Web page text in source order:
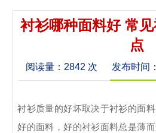
衬衫哪种面料好 常
点
阅读量： 2842 次 发布时间
衬衫质量的好坏取决于衬衫的面
好的面料，好的衬衫面料总是薄